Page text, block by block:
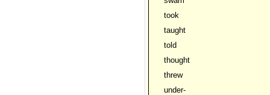
took
taught
told
thought
threw
under-